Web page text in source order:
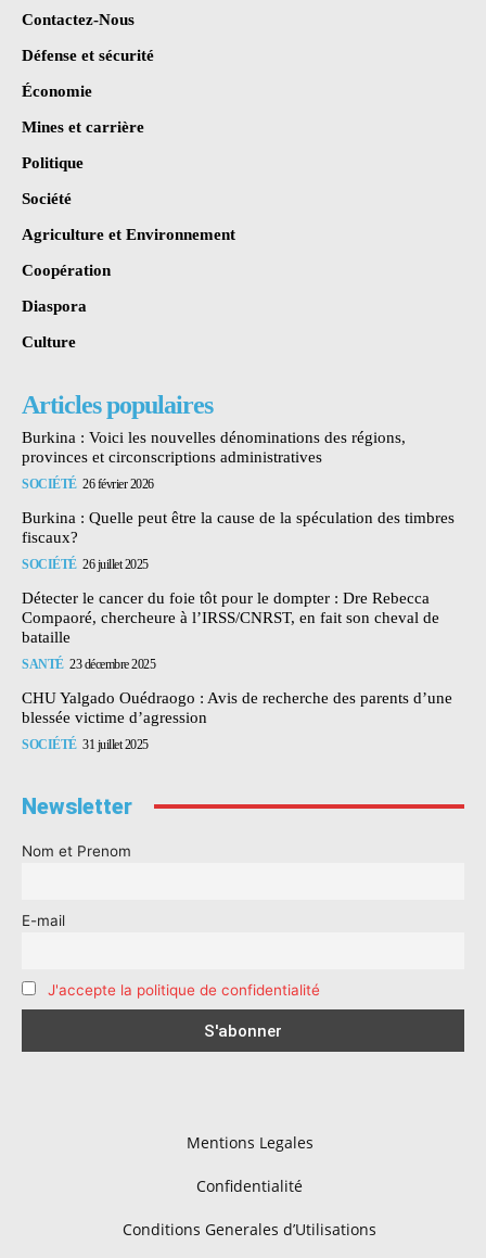
Contactez-Nous
Défense et sécurité
Économie
Mines et carrière
Politique
Société
Agriculture et Environnement
Coopération
Diaspora
Culture
Articles populaires
Burkina : Voici les nouvelles dénominations des régions,
provinces et circonscriptions administratives
SOCIÉTÉ 26 février 2026
Burkina : Quelle peut être la cause de la spéculation des timbres
fiscaux?
SOCIÉTÉ 26 juillet 2025
Détecter le cancer du foie tôt pour le dompter : Dre Rebecca
Compaoré, chercheure à l’IRSS/CNRST, en fait son cheval de
bataille
SANTÉ 23 décembre 2025
CHU Yalgado Ouédraogo : Avis de recherche des parents d’une
blessée victime d’agression
SOCIÉTÉ 31 juillet 2025
Newsletter
Nom et Prenom
E-mail
J'accepte la politique de confidentialité
Mentions Legales
Confidentialité
Conditions Generales d’Utilisations